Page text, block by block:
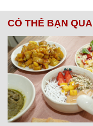
CÓ THỂ BẠN